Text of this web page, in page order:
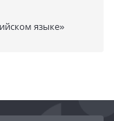
языке»